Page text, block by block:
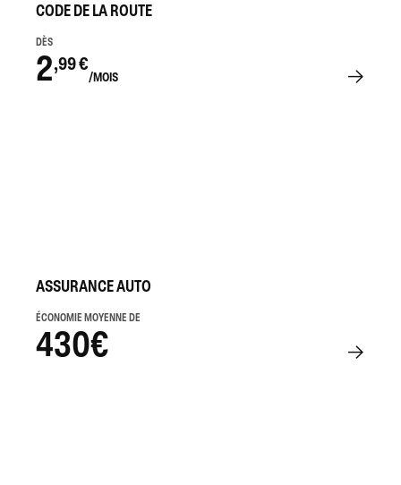
CODE DE LA ROUTE
DÈS
2,99 €
/MOIS
ASSURANCE AUTO
ÉCONOMIE MOYENNE DE
430€